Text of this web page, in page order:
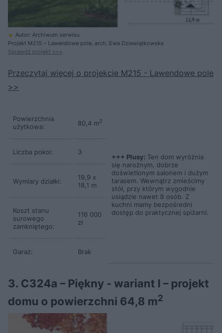
Autor: Archiwum serwisu
Projekt M215 – Lawendowe pole, arch. Ewa Dziewiątkowska
Sprawdź projekt >>>
Przeczytaj więcej o projekcie M215 - Lawendowe pole
>>
Powierzchnia
użytkowa:
80,4 m2
+++ Plusy: Ten dom wyróżnia
się narożnym, dobrze
doświetlonym salonem i dużym
tarasem. Wewnątrz zmieścimy
stół, przy którym wygodnie
usiądzie nawet 8 osób. Z
kuchni mamy bezpośredni
dostęp do praktycznej spiżarni.
Liczba pokoi: 3
Wymiary działki:
19,9 x
18,1 m
Koszt stanu
surowego
zamkniętego:
116 000
zł
Garaż: Brak
3. C324a – Piękny - wariant I – projekt
domu o powierzchni 64,8 m2